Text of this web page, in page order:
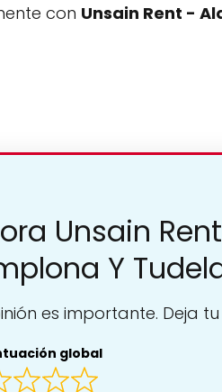
con Unsain Rent -
Unsain
Y
es importante. Deja
global